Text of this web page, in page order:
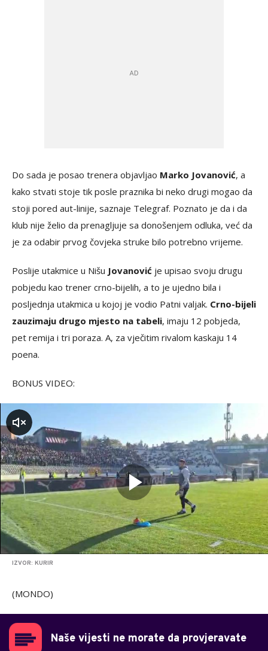
Do sada je posao trenera objavljao Marko Jovanović, a
kako stvati stoje tik posle praznika bi neko drugi mogao da
stoji pored aut-linije, saznaje Telegraf. Poznato je da i da
klub nije želio da prenagljuje sa donošenjem odluka, već da
je za odabir prvog čovjeka struke bilo potrebno vrijeme.
Poslije utakmice u Nišu Jovanović je upisao svoju drugu
pobjedu kao trener crno-bijelih, a to je ujedno bila i
posljednja utakmica u kojoj je vodio Patni valjak. Crno-bijeli
zauzimaju drugo mjesto na tabeli, imaju 12 pobjeda,
pet remija i tri poraza. A, za vječitim rivalom kaskaju 14
poena.
BONUS VIDEO:
IZVOR: KURIR
(MONDO)
Naše vijesti ne morate da provjeravate